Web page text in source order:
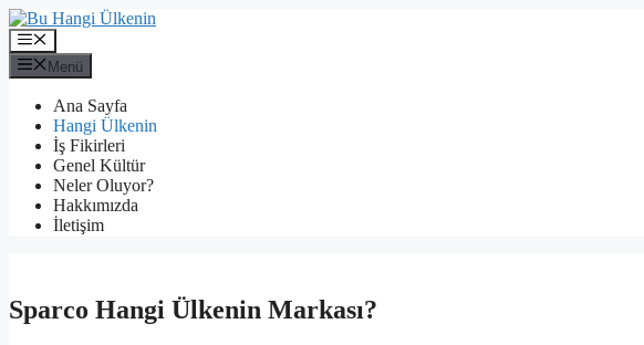
İçeriğe
atla
Menü
Menü
Ana Sayfa
Hangi Ülkenin
İş Fikirleri
Genel Kültür
Neler Oluyor?
Hakkımızda
İletişim
Sparco Hangi Ülkenin Markası?